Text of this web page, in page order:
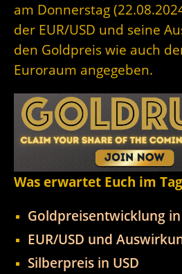
am Donnerstag
der EUR/USD und seine
den Goldpreis wie auch
Euroraum angegeben.
Was erwartet Euch im
Goldpreisentwicklung in
EUR/USD und
Silberpreis in USD